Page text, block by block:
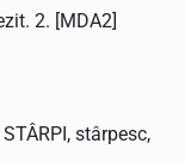
2. [MDA2]
stârpesc,